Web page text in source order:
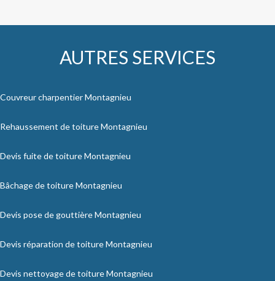
AUTRES SERVICES
Couvreur charpentier Montagnieu
Rehaussement de toiture Montagnieu
Devis fuite de toiture Montagnieu
Bâchage de toiture Montagnieu
Devis pose de gouttière Montagnieu
Devis réparation de toiture Montagnieu
Devis nettoyage de toiture Montagnieu